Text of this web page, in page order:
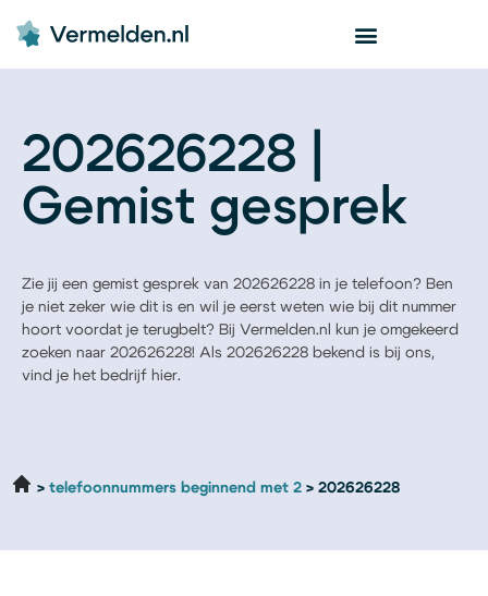
202626228 |
Gemist gesprek
Zie jij een gemist gesprek van 202626228 in je telefoon? Ben
je niet zeker wie dit is en wil je eerst weten wie bij dit nummer
hoort voordat je terugbelt? Bij Vermelden.nl kun je omgekeerd
zoeken naar 202626228! Als 202626228 bekend is bij ons,
vind je het bedrijf hier.
telefoonnummers beginnend met 2 202626228